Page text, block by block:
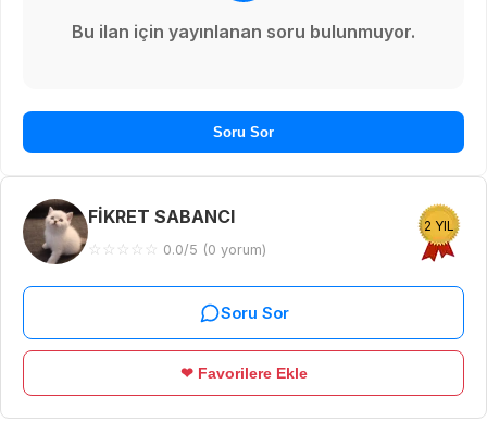
Bu ilan için yayınlanan soru bulunmuyor.
Soru Sor
FİKRET SABANCI
☆ ☆ ☆ ☆ ☆ 0.0/5 (0 yorum)
2 YIL
Soru Sor
❤ Favorilere Ekle